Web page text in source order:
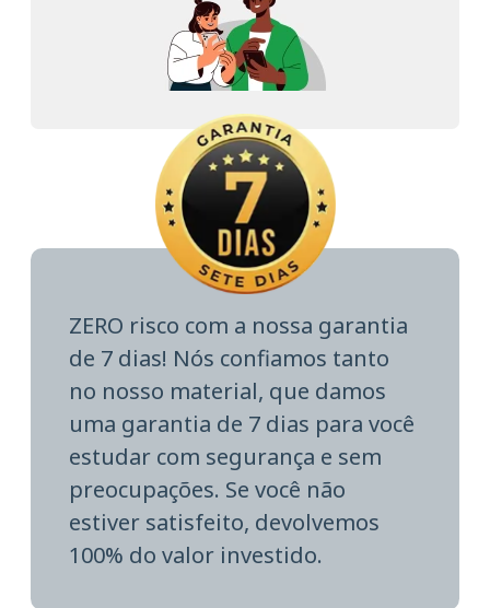
ZERO risco com a nossa garantia
de 7 dias! Nós confiamos tanto
no nosso material, que damos
uma garantia de 7 dias para você
estudar com segurança e sem
preocupações. Se você não
estiver satisfeito, devolvemos
100% do valor investido.